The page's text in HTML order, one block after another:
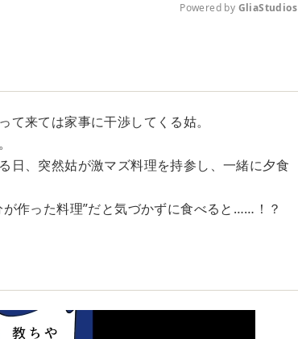
t
Powered by GliaStudios
来ては家事に干渉してくる姑。
日、突然姑が激マズ料理を持参し、一緒に夕食
作った料理”だと気づかずに食べると……！？